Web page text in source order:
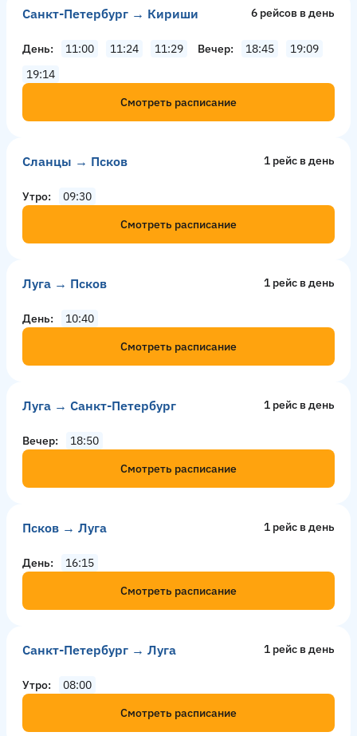
Санкт-Петербург → Кириши 6 рейсов в день
День 11:00 11:24 11:29 Вечер 18:45
19:09
19:14
Смотреть расписание
Сланцы → Псков 1 рейс в день
Утро
09:30
Смотреть расписание
Луга → Псков 1 рейс в день
День
10:40
Смотреть расписание
Луга → Санкт-Петербург 1 рейс в день
Вечер
18:50
Смотреть расписание
Псков → Луга 1 рейс в день
День
16:15
Смотреть расписание
Санкт-Петербург → Луга 1 рейс в день
Утро
08:00
Смотреть расписание